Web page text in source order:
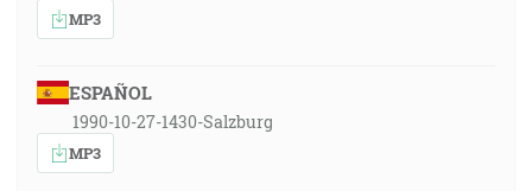
MP3
ESPAÑOL
1990-10-27-1430-Salzburg
MP3